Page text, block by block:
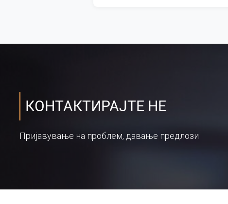
КОНТАКТИРАЈТЕ НЕ
Пријавување на проблем, давање предлози